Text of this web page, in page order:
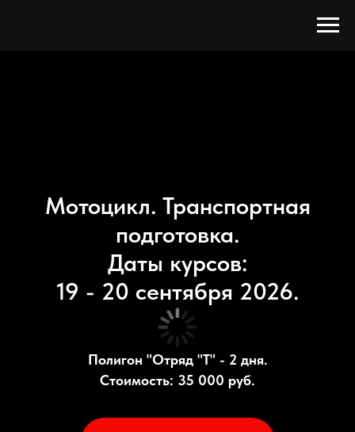
Мотоцикл. Транспортная
подготовка.
Даты курсов:
19 - 20 сентября 2026.
Полигон "Отряд "Т" - 2 дня.
Стоимость: 35 000 руб.